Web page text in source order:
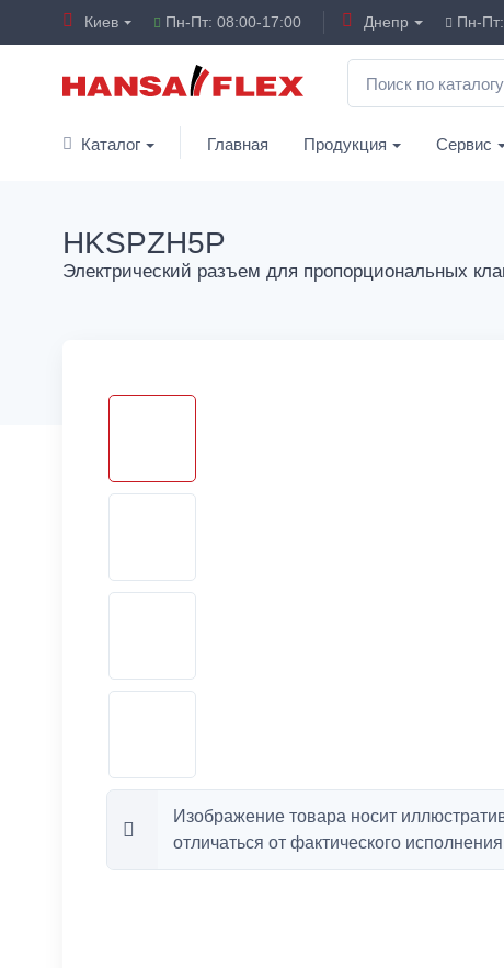
Киев Пн-Пт: 08:00-17:00 Днепр Пн-
Каталог Главная Продукция Сервис
HKSPZH5P
Электрический разъем для пропорциональных
Изображение товара носит
отличаться от фактического